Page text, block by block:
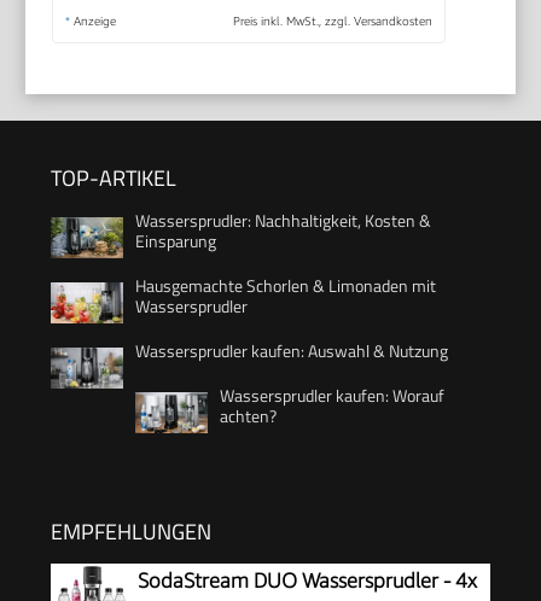
* Anzeige Preis inkl. MwSt., zzgl. Versandkosten
TOP-ARTIKEL
Wassersprudler: Nachhaltigkeit, Kosten &
Einsparung
Hausgemachte Schorlen & Limonaden mit
Wassersprudler
Wassersprudler kaufen: Auswahl & Nutzung
Wassersprudler kaufen: Worauf
achten?
EMPFEHLUNGEN
SodaStream DUO Wassersprudler - 4x